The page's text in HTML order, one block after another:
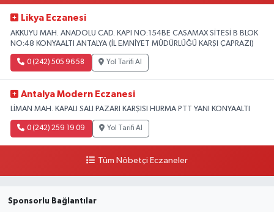
Likya Eczanesi
AKKUYU MAH. ANADOLU CAD. KAPI NO:154BE CASAMAX SİTESİ B BLOK
NO:48 KONYAALTI ANTALYA (İL EMNİYET MÜDÜRLÜĞÜ KARŞI ÇAPRAZI)
0 (242) 505 96 58 Yol Tarifi Al
Antalya Modern Eczanesi
LİMAN MAH. KAPALI SALI PAZARI KARŞISI HURMA PTT YANI KONYAALTI
0 (242) 259 19 09 Yol Tarifi Al
Tüm Nöbetçi Eczaneler
Sponsorlu Bağlantılar